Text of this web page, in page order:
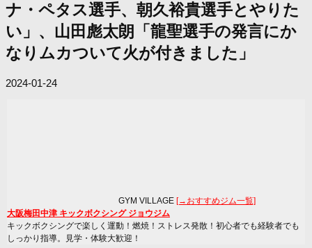
ナ・ペタス選手、朝久裕貴選手とやりた
い」、山田彪太朗「龍聖選手の発言にか
なりムカついて火が付きました」
2024-01-24
GYM VILLAGE [→おすすめジム一覧]
大阪梅田中津 キックボクシング ジョウジム
キックボクシングで楽しく運動！燃焼！ストレス発散！初心者でも経験者でも
しっかり指導。見学・体験大歓迎！